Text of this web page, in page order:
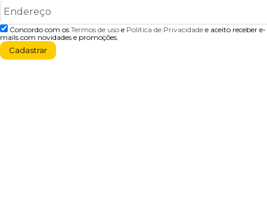
Concordo com os Termos de uso e Politica de Privacidade e aceito receber e-
mails com novidades e promoções.
Cadastrar